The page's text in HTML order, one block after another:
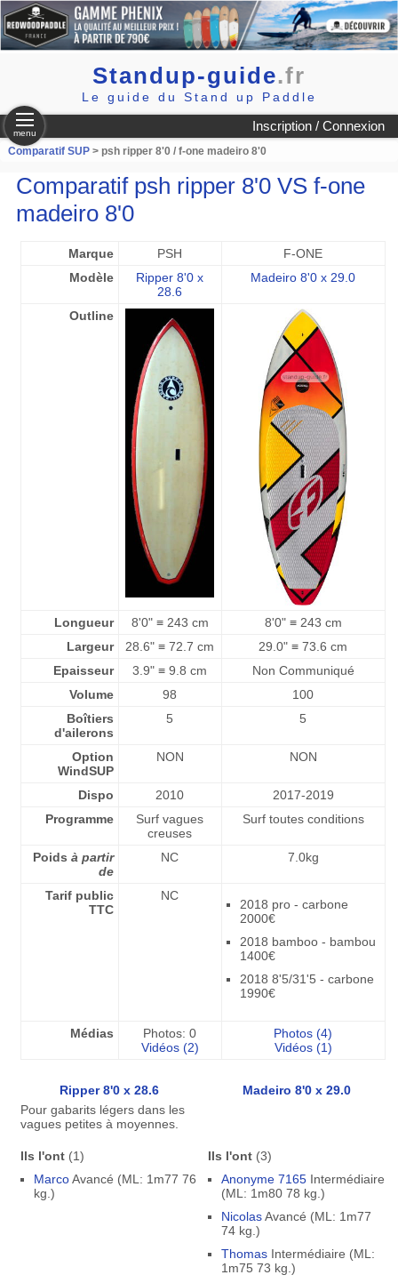
Standup-guide.fr
Le guide du Stand up Paddle
Inscription / Connexion
menu
Comparatif SUP > psh ripper 8'0 / f-one madeiro 8'0
Comparatif psh ripper 8'0 VS f-one
madeiro 8'0
Marque PSH
F-ONE
Modèle
Ripper 8'0 x
28.6
Madeiro 8'0 x 29.0
Outline
Longueur 8'0" ≡ 243 cm
8'0" ≡ 243 cm
Largeur
28.6" ≡ 72.7 cm
29.0" ≡ 73.6 cm
Epaisseur
3.9" ≡ 9.8 cm
Non Communiqué
Volume
98
100
Boîtiers
d'ailerons
5 5
Option
WindSUP
NON NON
Dispo 2010
2017-2019
Programme
Surf vagues
creuses
Surf toutes conditions
Poids à partir
de
NC 7.0kg
Tarif public
TTC
NC
2018 pro - carbone
2000€
2018 bamboo - bambou
1400€
2018 8'5/31'5 - carbone
1990€
Médias
Photos: 0
Vidéos (2)
Photos (4)
Vidéos (1)
Ripper 8'0 x 28.6
Madeiro 8'0 x 29.0
Pour gabarits légers dans les
vagues petites à moyennes.
Ils l'ont(1)
MarcoAvancé (ML: 1m77 76
kg.)
Ils l'ont(3)
Anonyme 7165Intermédiaire
(ML: 1m80 78 kg.)
NicolasAvancé (ML: 1m77
74 kg.)
ThomasIntermédiaire (ML:
1m75 73 kg.)